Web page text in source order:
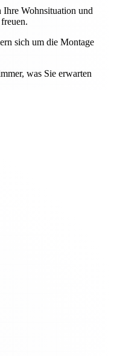
Ihre Wohnsituation und
sich um die Montage
was Sie erwarten